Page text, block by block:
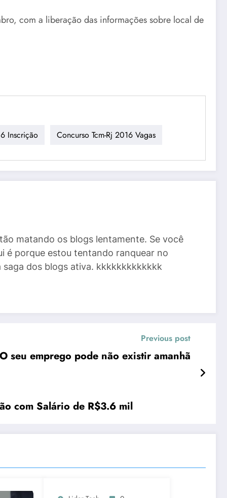
com a liberação das informações sobre local de
Inscrição Concurso Tcm-Rj 2016 Vagas
matando os blogs lentamente. Se você
é porque estou tentando ranquear no
saga dos blogs ativa. kkkkkkkkkkkkk
Previous post
O seu emprego pode não existir amanhã
com Salário de R$3.6 mil